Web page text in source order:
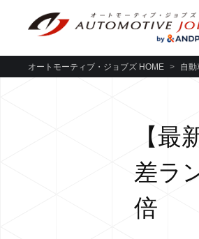
オートモーティブ・ジョブズ HOME > 自動
【
差ラ
倍